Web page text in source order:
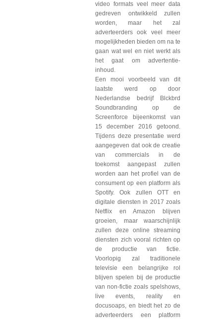
video formats veel meer data
gedreven ontwikkeld zullen
worden, maar het zal
adverteerders ook veel meer
mogelijkheden bieden om na te
gaan wat wel en niet werkt als
het gaat om advertentie-
inhoud.
Een mooi voorbeeld van dit
laatste werd op door
Nederlandse bedrijf Blckbrd
Soundbranding op de
Screenforce bijeenkomst van
15 december 2016 getoond.
Tijdens deze presentatie werd
aangegeven dat ook de creatie
van commercials in de
toekomst aangepast zullen
worden aan het profiel van de
consument op een platform als
Spotify. Ook zullen OTT en
digitale diensten in 2017 zoals
Netflix en Amazon blijven
groeien, maar waarschijnlijk
zullen deze online streaming
diensten zich vooral richten op
de productie van fictie.
Voorlopig zal traditionele
televisie een belangrijke rol
blijven spelen bij de productie
van non-fictie zoals spelshows,
live events, reality en
docusoaps, en biedt het zo de
adverteerders een platform